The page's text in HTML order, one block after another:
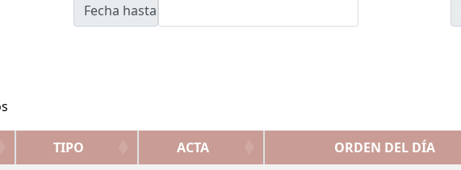
Fecha hasta
TIPO ACTA ORDEN DEL DÍA